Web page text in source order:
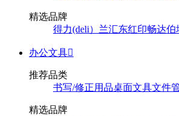
精选品牌
得力(deli） 兰汇东红印畅达伯
办公文具
推荐品类
书写/修正用品桌面文具文件
精选品牌